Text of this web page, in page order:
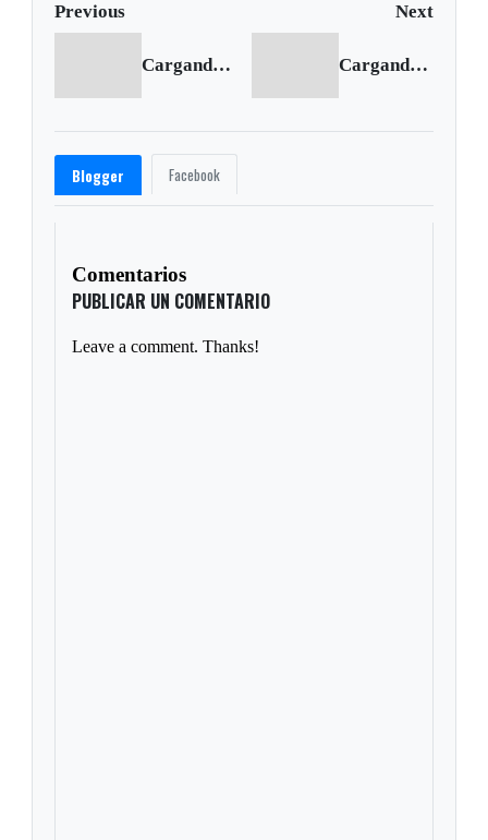
Previous Next
Cargando anterior... Cargando siguiente...
Blogger Facebook
Comentarios
PUBLICAR UN COMENTARIO
Leave a comment. Thanks!